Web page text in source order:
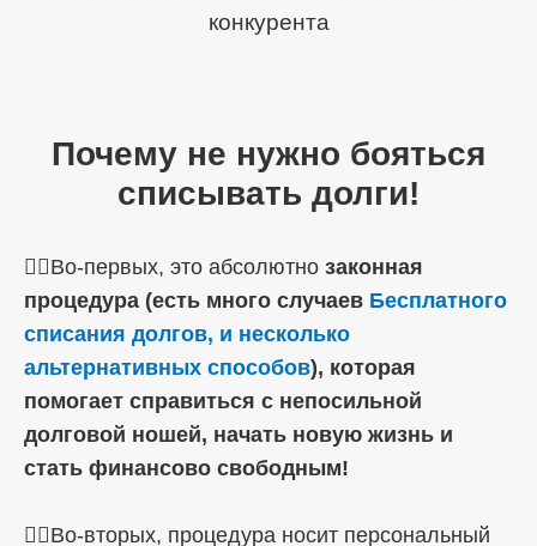
конкурента
Почему не нужно бояться
списывать долги!
☝🏼Во-первых, это абсолютно законная
процедура (есть много случаев Бесплатного
списания долгов, и несколько
альтернативных способов), которая
помогает справиться с непосильной
долговой ношей, начать новую жизнь и
стать финансово свободным!
☝🏼Во-вторых, процедура носит персональный